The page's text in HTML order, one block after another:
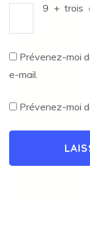
9 + trois
Prévenez-moi
e-mail.
Prévenez-moi